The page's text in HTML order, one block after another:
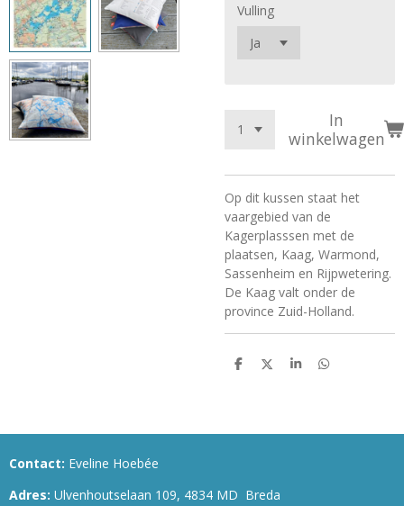
Vulling
In
winkelwagen
Op dit kussen staat het
vaargebied van de
Kagerplasssen met de
plaatsen, Kaag, Warmond,
Sassenheim en Rijpwetering.
De Kaag valt onder de
province Zuid-Holland.
D
D
S
D
Contact: Eveline Hoebée
Adres: Ulvenhoutselaan 109, 4834 MD Breda